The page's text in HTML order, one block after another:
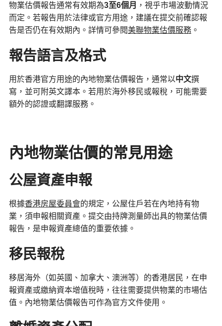
物業估價報告通常有效期為3至6個月 ，視乎市場波動情況
而定。若報告用於法律或官方用途，建議在提交前確認報
告是否仍在有效期內。詳情可參閱美聯物業估價服務。
報告語言及格式
用於香港官方用途的內地物業估價報告，通常以中文撰
寫，並可附英文譯本。若用於海外移民或報稅，可能需要
額外的認證或翻譯服務。
內地物業估價的常見用途
公屋資產申報
根據香港房屋委員會的規定，公屋住戶若在內地持有物
業，須申報相關資產。提交由持牌測量師出具的物業估價
報告，是申報資產總值的重要依據。
移民報稅
移居海外（如英國、加拿大、澳洲等）的香港居民，在申
報資產或繳納資本增值稅時，往往需要提供物業的市場估
值。內地物業估價報告可作為官方文件使用。